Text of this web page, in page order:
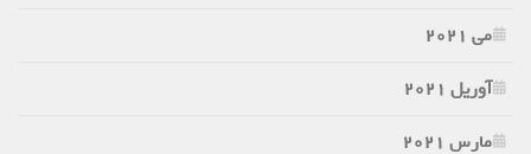
می 2021
آوریل 2021
مارس 2021